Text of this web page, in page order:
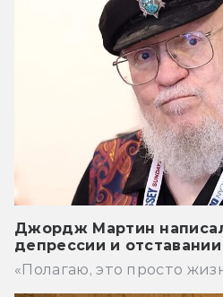
Джордж Мартин
депрессии и
«Полагаю, это просто